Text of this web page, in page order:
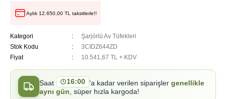
Aylık 12.650,00 TL taksitlerle!!
Kategori
Şarjörlü Av Tüfekleri
Stok Kodu
3CIDZ644ZD
Fiyat
10.541,67 TL + KDV
Saat 16:00 'a kadar verilen siparişler genellikle
aynı gün, süper hızla kargoda!